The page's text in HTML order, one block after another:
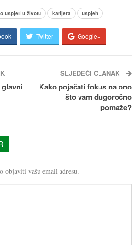
uspjeti u životu karijera uspjeh
Twitter Google+
SLJEDEĆI ČLANAK
Kako pojačati fokus na ono
što vam dugoročno
pomaže?
objaviti vašu email adresu.